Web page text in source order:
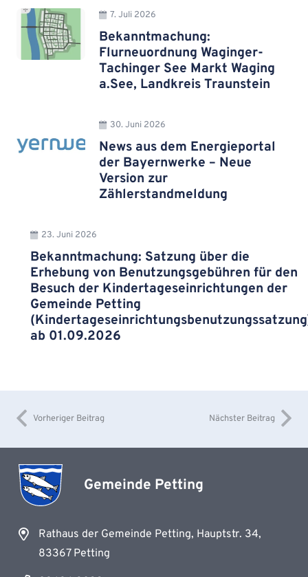
7. Juli 2026
Bekanntmachung:
Flurneuordnung Waginger-
Tachinger See Markt Waging
a.See, Landkreis Traunstein
30. Juni 2026
News aus dem Energieportal
der Bayernwerke – Neue
Version zur
Zählerstandmeldung
23. Juni 2026
Bekanntmachung: Satzung über die
Erhebung von Benutzungsgebühren für den
Besuch der Kindertageseinrichtungen der
Gemeinde Petting
ab 01.09.2026
Vorheriger Beitrag Nächster Beitrag
Gemeinde Petting
Rathaus der Gemeinde Petting, Hauptstr. 34,
83367 Petting